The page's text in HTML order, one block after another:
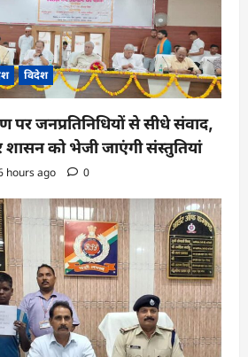
विदेश
पर जनप्रतिनिधियों से सीधे संवाद,
को भेजी जाएंगी संस्तुतियां
hours ago 0